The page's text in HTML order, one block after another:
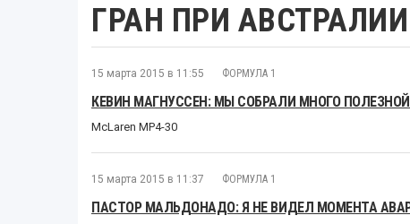
ГРАН ПРИ АВСТРАЛИИ
15 марта 2015 в 11:55 ФОРМУЛА 1
КЕВИН МАГНУСCЕН: МЫ СОБРАЛИ МНОГО
McLaren MP4-30
15 марта 2015 в 11:37 ФОРМУЛА 1
ПАСТОР МАЛЬДОНАДО: Я НЕ ВИДЕЛ МОМЕНТА